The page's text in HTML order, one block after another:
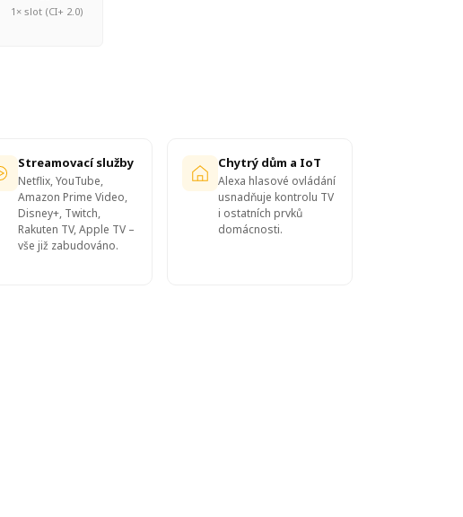
1× slot (CI+ 2.0)
Streamovací služby
Netflix, YouTube,
Amazon Prime Video,
Disney+, Twitch,
Rakuten TV, Apple TV –
vše již zabudováno.
Chytrý dům a IoT
Alexa hlasové ovládání
usnadňuje kontrolu TV
i ostatních prvků
domácnosti.